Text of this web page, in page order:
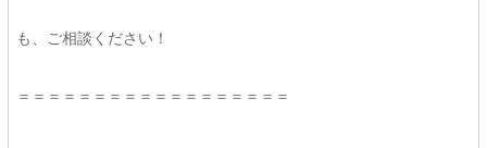
も、ご相談ください！
＝＝＝＝＝＝＝＝＝＝＝＝＝＝＝＝＝＝